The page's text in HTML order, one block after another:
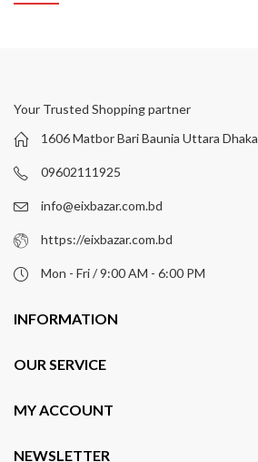
Your Trusted Shopping partner
1606 Matbor Bari Baunia Uttara Dhaka
09602111925
info@eixbazar.com.bd
https://eixbazar.com.bd
Mon - Fri / 9:00 AM - 6:00 PM
INFORMATION
OUR SERVICE
MY ACCOUNT
NEWSLETTER